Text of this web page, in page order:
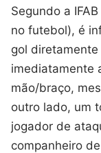
Segundo a
no futebol), é
gol
imediatamente
mão/braço,
outro lado, um
jogador de
companheiro